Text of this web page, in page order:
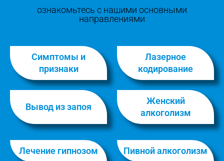
ознакомьтесь с нашими основными
направлениями
Симптомы и
признаки
Лазерное
кодирование
Вывод из запоя
Женский
алкоголизм
Лечение гипнозом Пивной алкоголизм